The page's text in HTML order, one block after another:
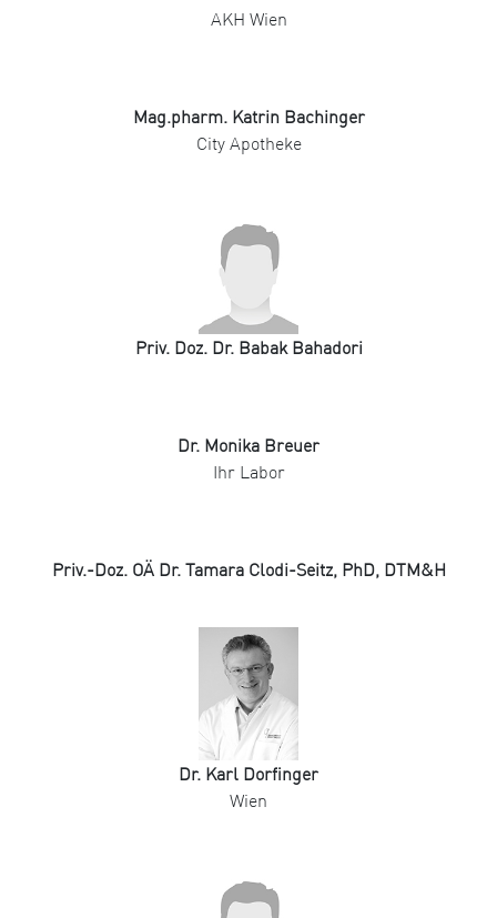
AKH Wien
Mag.pharm. Katrin Bachinger
City Apotheke
Priv. Doz. Dr. Babak Bahadori
Dr. Monika Breuer
Ihr Labor
Priv.-Doz. OÄ Dr. Tamara Clodi-Seitz, PhD, DTM&H
Dr. Karl Dorfinger
Wien